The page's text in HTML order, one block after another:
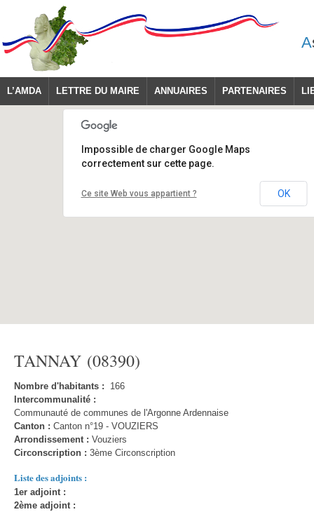
A
L’AMDA LETTRE DU MAIRE ANNUAIRES PARTENAIRES
Impossible de charger Google Maps
correctement sur cette page.
Ce site Web vous appartient ? OK
TANNAY (08390)
Nombre d'habitants : 166
Intercommunalité :
Communauté de communes de l'Argonne Ardennaise
Canton : Canton n°19 - VOUZIERS
Arrondissement : Vouziers
Circonscription : 3ème Circonscription
Liste des adjoints :
1er adjoint :
2ème adjoint :